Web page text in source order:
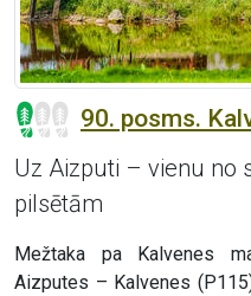
90. posms.
Uz Aizputi – vienu no
pilsētām
Mežtaka pa Kalvenes
Aizputes – Kalvenes